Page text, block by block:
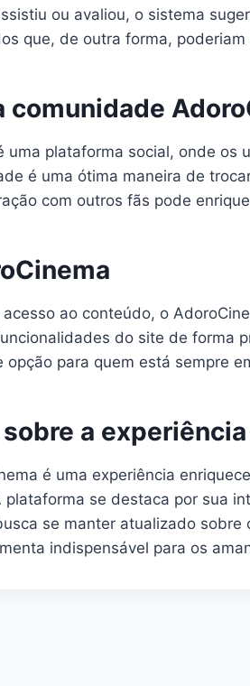
ou avaliou, o sistema
que, de outra forma,
comunidade
uma plataforma social, onde
é uma ótima maneira de
com outros fãs pode
ao conteúdo, o
do site de forma
opção para quem está sempre
a
é uma experiência
plataforma se destaca por sua
se manter atualizado
indispensável para os